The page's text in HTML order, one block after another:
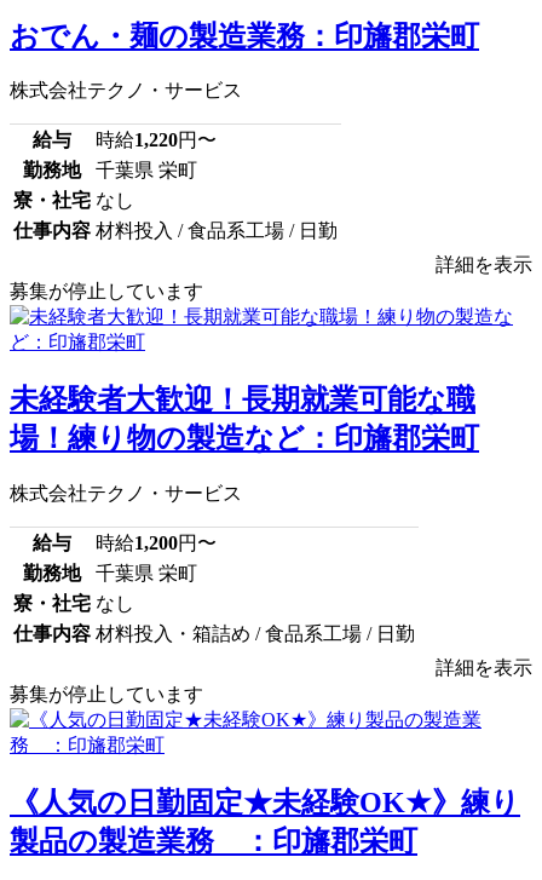
おでん・麺の製造業務：印旛郡栄町
株式会社テクノ・サービス
給与 時給1,220円〜
勤務地
千葉県 栄町
寮・社宅 なし
仕事内容 材料投入 / 食品系工場 / 日勤
詳細を表示
募集が停止しています
未経験者大歓迎！長期就業可能な職
場！練り物の製造など：印旛郡栄町
株式会社テクノ・サービス
給与 時給1,200円〜
勤務地
千葉県 栄町
寮・社宅 なし
仕事内容 材料投入・箱詰め / 食品系工場 / 日勤
詳細を表示
募集が停止しています
《人気の日勤固定★未経験OK★》練り
製品の製造業務 ：印旛郡栄町